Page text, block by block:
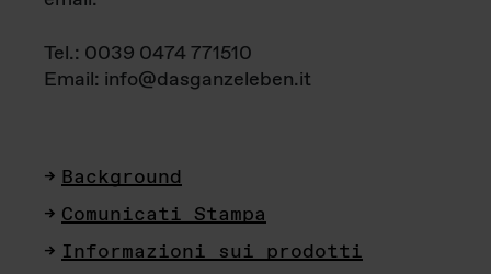
Tel.: 0039 0474 771510
Email: info@dasganzeleben.it
Background
Comunicati Stampa
Informazioni sui prodotti